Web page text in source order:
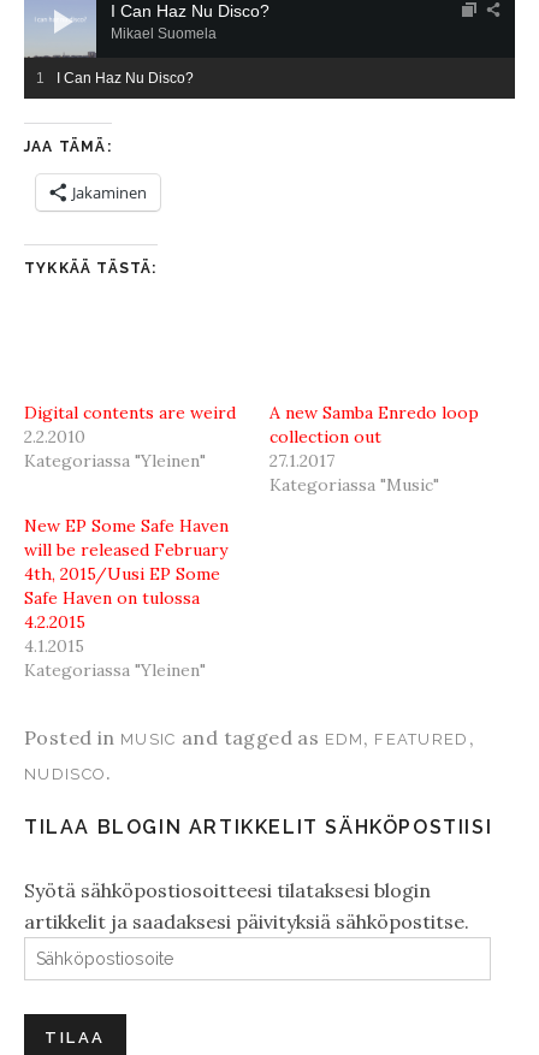
Mikael Suomela
I Can Haz Nu Disco?
I Can Haz Nu Disco?
JAA TÄMÄ:
Jakaminen
TYKKÄÄ TÄSTÄ:
Digital contents are weird
2.2.2010
Kategoriassa "Yleinen"
A new Samba Enredo loop
collection out
27.1.2017
Kategoriassa "Music"
New EP Some Safe Haven
will be released February
4th, 2015/Uusi EP Some
Safe Haven on tulossa
4.2.2015
4.1.2015
Kategoriassa "Yleinen"
Posted in MUSIC and tagged as EDM , FEATURED ,
NUDISCO .
TILAA BLOGIN ARTIKKELIT SÄHKÖPOSTIISI
Syötä sähköpostiosoitteesi tilataksesi blogin
artikkelit ja saadaksesi päivityksiä sähköpostitse.
Sähköpostiosoite
TILAA